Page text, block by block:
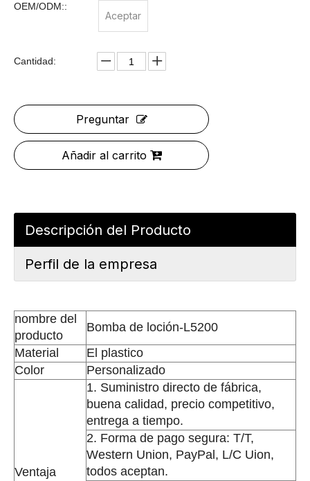
OEM/ODM::
Aceptar
Cantidad:
Preguntar
Añadir al carrito
Descripción del Producto
Perfil de la empresa
nombre del
producto
Bomba de loción-L5200
Material
El plastico
Color
Personalizado
Ventaja
1. Suministro directo de fábrica,
buena calidad, precio competitivo,
entrega a tiempo.
2. Forma de pago segura: T/T,
Western Union, PayPal, L/C Uion,
todos aceptan.